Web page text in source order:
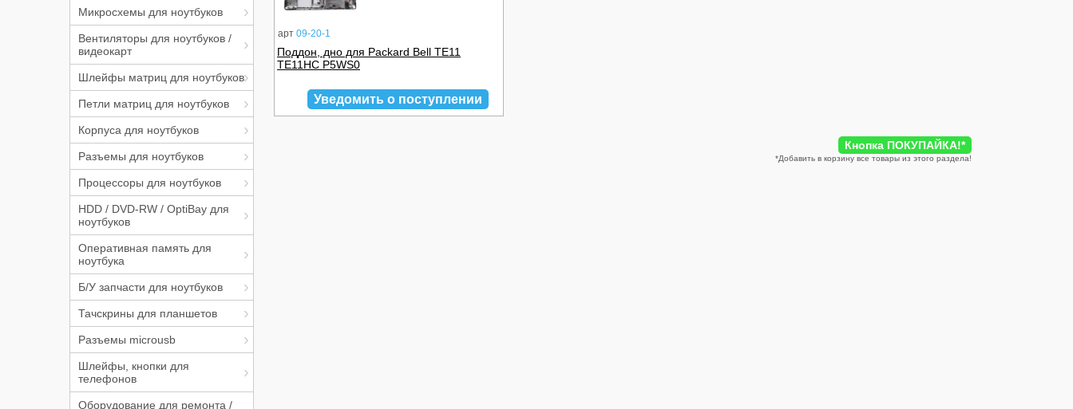
Микросхемы для ноутбуков
Вентиляторы для ноутбуков /
видеокарт
Шлейфы матриц для ноутбуков
Петли матриц для ноутбуков
Корпуса для ноутбуков
Разъемы для ноутбуков
Процессоры для ноутбуков
HDD / DVD-RW / OptiBay для
ноутбуков
Оперативная память для
ноутбука
Б/У запчасти для ноутбуков
Тачскрины для планшетов
Разъемы microusb
Шлейфы, кнопки для
телефонов
Оборудование для ремонта /
арт 09-20-1
Поддон, дно для Packard Bell TE11
TE11HC P5WS0
Уведомить о поступлении
Кнопка ПОКУПАЙКА!*
*Добавить в корзину все товары из этого раздела!